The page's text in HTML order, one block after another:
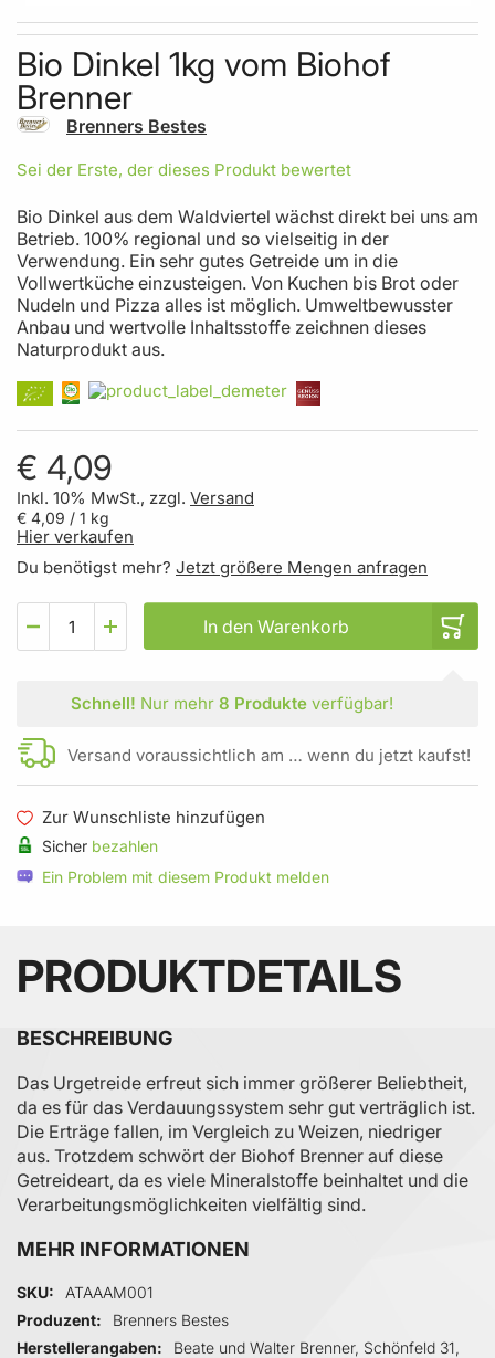
Skip to the beginning of the images gallery
Bio Dinkel 1kg vom Biohof
Brenner
Brenners Bestes
Sei der Erste, der dieses Produkt bewertet
Bio Dinkel aus dem Waldviertel wächst direkt bei uns am
Betrieb. 100% regional und so vielseitig in der
Verwendung. Ein sehr gutes Getreide um in die
Vollwertküche einzusteigen. Von Kuchen bis Brot oder
Nudeln und Pizza alles ist möglich. Umweltbewusster
Anbau und wertvolle Inhaltsstoffe zeichnen dieses
Naturprodukt aus.
€ 4,09
Inkl. 10% MwSt., zzgl. Versand
€ 4,09 / 1 kg
Hier verkaufen
Du benötigst mehr? Jetzt größere Mengen anfragen
In den Warenkorb
Schnell! Nur mehr 8 Produkteverfügbar!
Versand voraussichtlich am … wenn du jetzt kaufst!
Zur Wunschliste hinzufügen
Sicher bezahlen
Ein Problem mit diesem Produkt melden
PRODUKTDETAILS
BESCHREIBUNG
Das Urgetreide erfreut sich immer größerer Beliebtheit,
da es für das Verdauungssystem sehr gut verträglich ist.
Die Erträge fallen, im Vergleich zu Weizen, niedriger
aus. Trotzdem schwört der Biohof Brenner auf diese
Getreideart, da es viele Mineralstoffe beinhaltet und die
Verarbeitungsmöglichkeiten vielfältig sind.
MEHR INFORMATIONEN
Mehr Informationen
SKU
ATAAAM001
Produzent
Brenners Bestes
Herstellerangaben
Beate und Walter Brenner, Schönfeld 31,